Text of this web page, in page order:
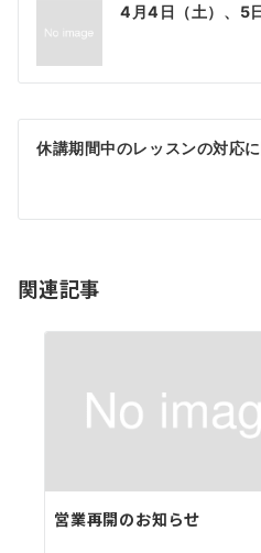
ナ
ビ
ゲ
シ
ン
4月4日（土）、5
休講期間中のレッスンの対応
関連記事
営業再開のお知らせ